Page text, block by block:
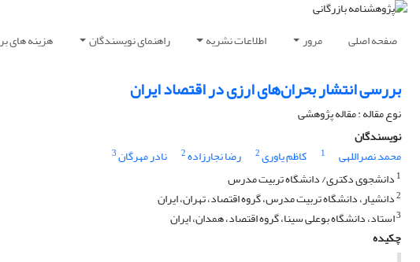
صفحه اصلی مرور اطلاعات نشریه راهنمای نویسندگان هزینه های
بررسی انتشار بحران‌های ارزی در اقتصاد ایران
نوع مقاله : مقاله پژوهشی
نویسندگان
محمد نصراللهی
1 کاظم یاوری2 رضا نجارزاده2 نادر مهرگان3
1 دانشجوی دکتری/ دانشگاه تربیت مدرس
2دانشیار، دانشگاه تربیت مدرس، گروه اقتصاد، تهران، ایران
3استاد، دانشگاه بوعلی سینا، گروه اقتصاد، همدان، ایران
چکیده